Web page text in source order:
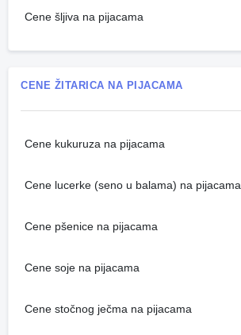
Cene šljiva na pijacama
CENE ŽITARICA NA PIJACAMA
Cene kukuruza na pijacama
Cene lucerke (seno u balama) na pijacama
Cene pšenice na pijacama
Cene soje na pijacama
Cene stočnog ječma na pijacama